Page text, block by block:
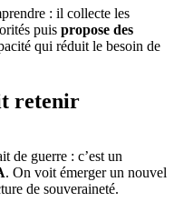
: il collecte les
puis propose des
qui réduit le besoin de
retenir
de guerre : c’est un
. On voit émerger un nouvel
de souveraineté.